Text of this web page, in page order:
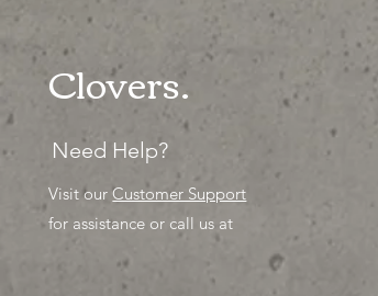
Clovers.
Need Help?
Visit ourCustomer Support
for assistance or call us at